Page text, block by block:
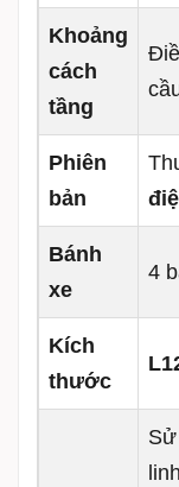
Khoảng
cách
tầng
Phiên
bản
Bánh
xe
4
Kích
thước